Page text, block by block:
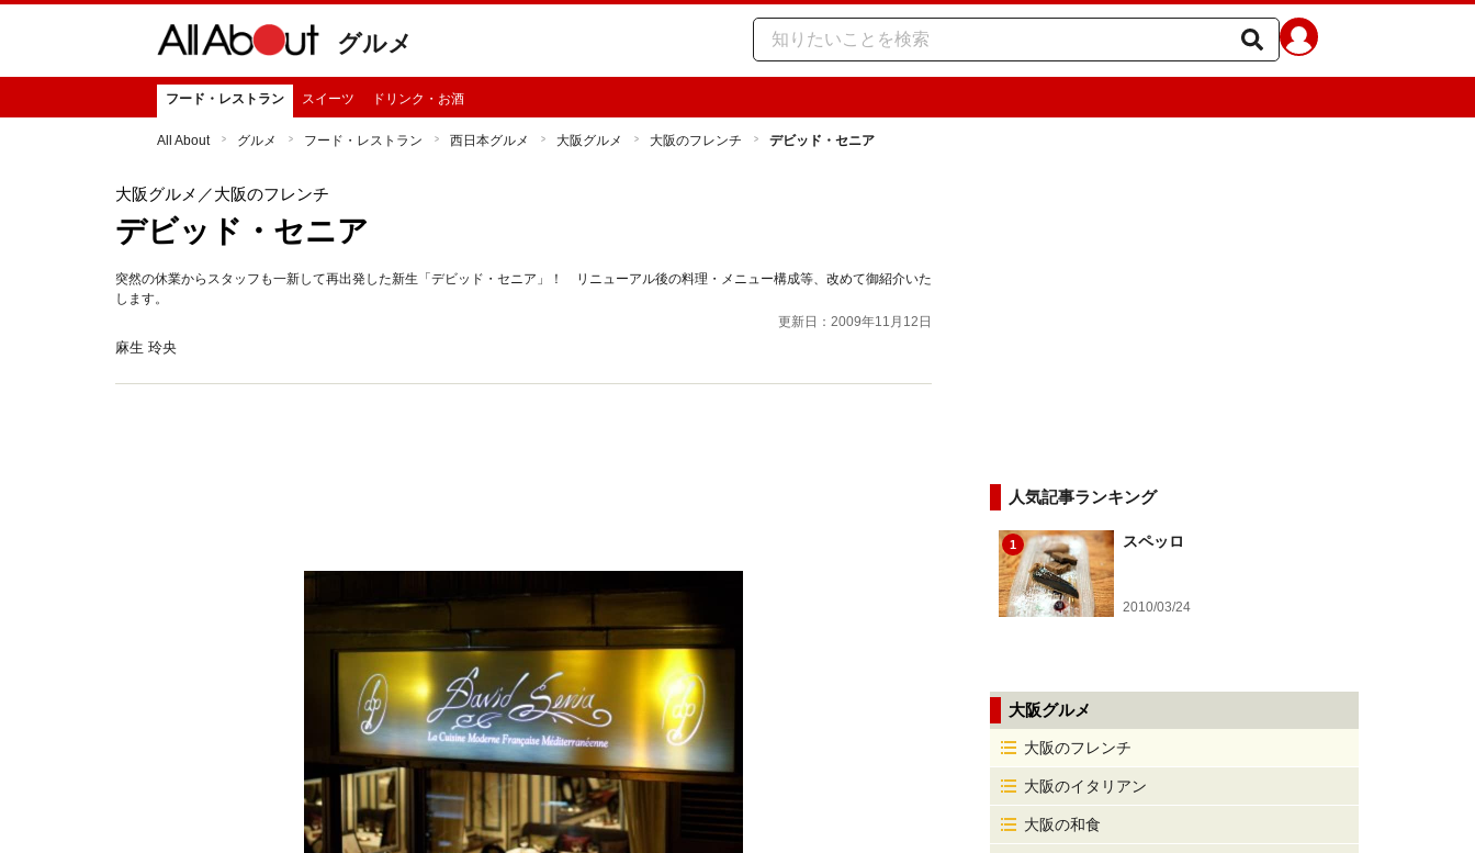
グルメ
フード・レストラン スイーツ ドリンク・お酒
All About グルメ フード・レストラン 西日本グルメ 大阪グルメ 大阪のフレンチ デビッド・セニア
大阪グルメ ／大阪のフレンチ
デビッド・セニア
突然の休業からスタッフも一新して再出発した新生「デビッド・セニア」！ リニューアル後の料理・メニュー構成等、改めて御紹介いた
します。
更新日：2009年11月12日
麻生 玲央
人気記事ランキング
1 スペッロ
2010/03/24
大阪グルメ
大阪のフレンチ
大阪のイタリアン
大阪の和食